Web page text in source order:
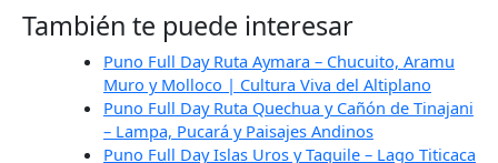
También te puede interesar
Puno Full Day Ruta Aymara – Chucuito, Aramu
Muro y Molloco | Cultura Viva del Altiplano
Puno Full Day Ruta Quechua y Cañón de Tinajani
– Lampa, Pucará y Paisajes Andinos
Puno Full Day Islas Uros y Taquile – Lago Titicaca